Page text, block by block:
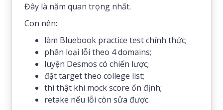
Đây là năm quan trọng nhất.
Con nên:
làm Bluebook practice test chính thức;
phân loại lỗi theo 4 domains;
luyện Desmos có chiến lược;
đặt target theo college list;
thi thật khi mock score ổn định;
retake nếu lỗi còn sửa được.